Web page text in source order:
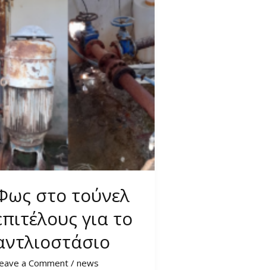
στο τούνελ
για το
a Comment /news